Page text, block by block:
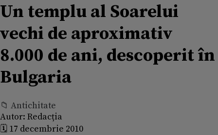
Un templu al Soarelui
vechi de aproximativ
8.000 de ani, descoperit în
Bulgaria
📁 Antichitate
Autor: Redacția
🗓️ 17 decembrie 2010